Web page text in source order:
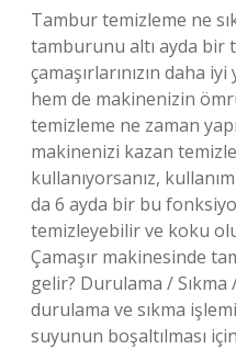
Tambur temizleme ne
tamburunu altı ayda bir
çamaşırlarınızın daha
hem de makinenizin
temizleme ne zaman
makinenizi kazan
kullanıyorsanız,
da 6 ayda bir bu
temizleyebilir ve koku
Çamaşır makinesinde
gelir? Durulama / Sıkma
durulama ve sıkma
suyunun boşaltılması